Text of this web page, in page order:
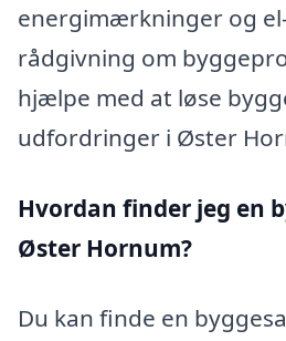
energimærkninger og
rådgivning om
hjælpe med at løse
udfordringer i Øster
Hvordan finder jeg en
Øster Hornum?
Du kan finde en